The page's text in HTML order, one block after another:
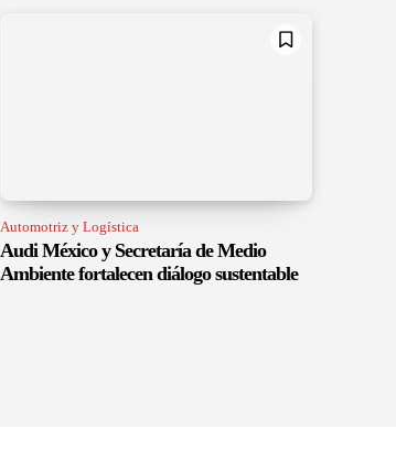
Automotriz y Logística
Audi México y Secretaría de Medio
Ambiente fortalecen diálogo sustentable